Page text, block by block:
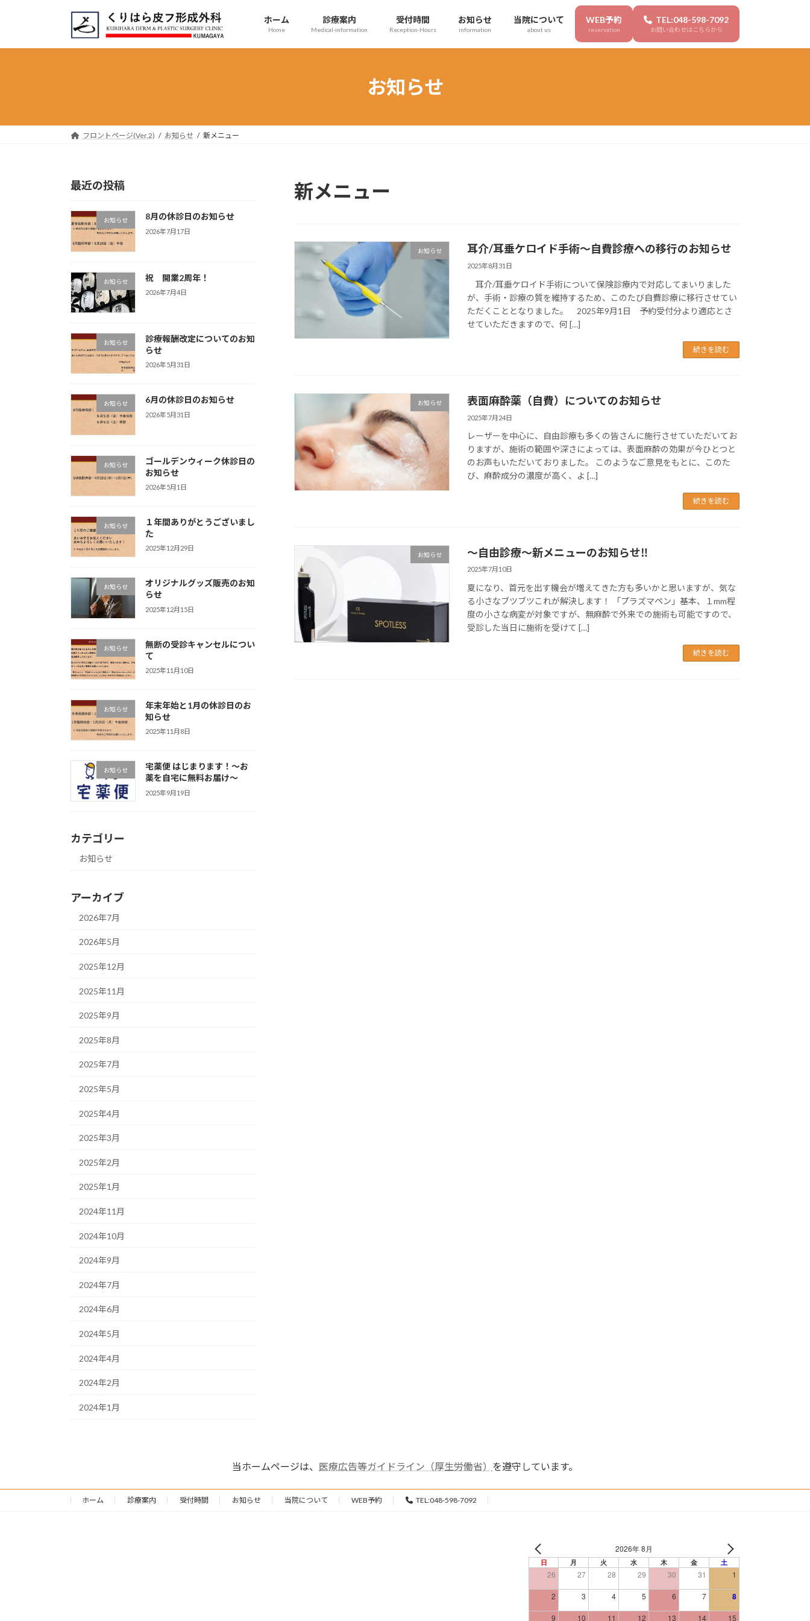
ン
ッ
ー
移
ホーム
Home
診療案内
Medical-information
受付時間
Reception-Hours
お知らせ
information
当院について
about us
WEB予約
reservation
TEL:048-598-7092
お問い合わせはこちらから
お知らせ
フロントページ(Ver.2) お知らせ 新メニュー
新メニュー
お知らせ 耳介/耳垂ケロイド手術〜自費診療への移行のお知らせ
2025年8月31日
耳介/耳垂ケロイド手術について保険診療内で対応してまいりました
が、手術・診療の質を維持するため、このたび自費診療に移行させてい
ただくこととなりました。 2025年9月1日 予約受付分より適応とさ
せていただきますので、何 […]
続きを読む
お知らせ 表面麻酔薬（自費）についてのお知らせ
2025年7月24日
レーザーを中心に、自由診療も多くの皆さんに施行させていただいてお
りますが、施術の範囲や深さによっては、表面麻酔の効果が今ひとつと
のお声もいただいておりました。 このようなご意見をもとに、このた
び、麻酔成分の濃度が高く、よ […]
続きを読む
お知らせ 〜自由診療〜新メニューのお知らせ‼︎
2025年7月10日
夏になり、首元を出す機会が増えてきた方も多いかと思いますが、気な
る小さなブツブツこれが解決します！ 「プラズマペン」基本、１mm程
度の小さな病変が対象ですが、無麻酔で外来での施術も可能ですので、
受診した当日に施術を受けて […]
続きを読む
最近の投稿
お知らせ 8月の休診日のお知らせ
2026年7月17日
お知らせ 祝 開業2周年！
2026年7月4日
お知らせ
診療報酬改定についてのお知
らせ
2026年5月31日
お知らせ 6月の休診日のお知らせ
2026年5月31日
お知らせ
ゴールデンウィーク休診日の
お知らせ
2026年5月1日
お知らせ
１年間ありがとうございまし
た
2025年12月29日
お知らせ
オリジナルグッズ販売のお知
らせ
2025年12月15日
お知らせ
無断の受診キャンセルについ
て
2025年11月10日
お知らせ
年末年始と1月の休診日のお
知らせ
2025年11月8日
お知らせ
宅薬便 はじまります！〜お
薬を自宅に無料お届け〜
2025年9月19日
カテゴリー
お知らせ
アーカイブ
2026年7月
2026年5月
2025年12月
2025年11月
2025年9月
2025年8月
2025年7月
2025年5月
2025年4月
2025年3月
2025年2月
2025年1月
2024年11月
2024年10月
2024年9月
2024年7月
2024年6月
2024年5月
2024年4月
2024年2月
2024年1月
当ホームページは、 医療広告等ガイドライン（厚生労働省） を遵守しています。
ホーム 診療案内 受付時間 お知らせ 当院について WEB予約 TEL:048-598-7092
2026年 8月
日 月 火 水 木 金 土
26 27 28 29 30 31 1
2 3 4 5 6 7 8
9 10 11 12 13 14 15